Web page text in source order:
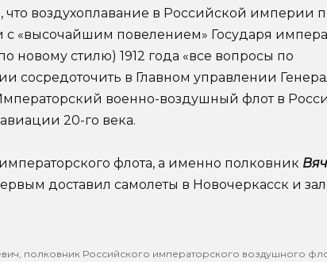
что воздухоплавание в Российской империи
с «высочайшим повелением» Государя
новому стилю) 1912 года «все вопросы по
сосредоточить в Главном управлении
военно-воздушный флот в
20-го века.
флота, а именно полковник
доставил самолеты в Новочеркасск и
полковник Российского императорского воздушного